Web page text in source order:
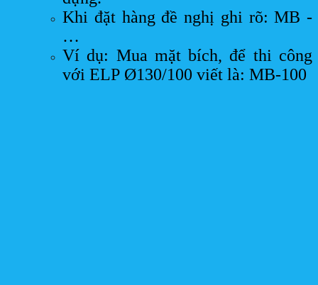
Khi đặt hàng đề nghị ghi rõ: MB -
…
Ví dụ: Mua mặt bích, để thi công
với ELP Ø130/100 viết là: MB-100